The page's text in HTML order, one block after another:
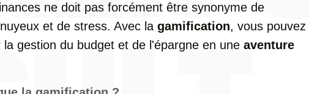
ne doit pas forcément être synonyme de
et de stress. Avec la gamification, vous pouvez
gestion du budget et de l'épargne en une aventure